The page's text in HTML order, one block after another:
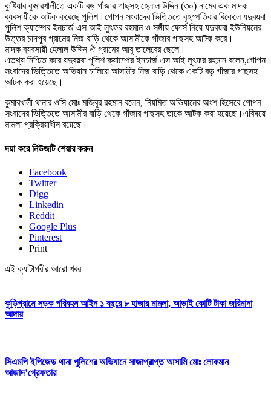
কুষ্টিয়ার কুমারখালীতে একটি বড় গাঁজার গাছসহ হেলাল উদ্দিন (৩০) নামের এক মাদক
ব্যবসায়ীকে আটক করেছে পুলিশ।গোপন সংবাদের ভিত্তিতে বৃহস্পতিবার বিকেলে যদুবয়বা
পুলিশ ক্যাম্পের ইনচার্জ এস আই লুৎফর রহমান ও সঙ্গীয় ফোর্স নিয়ে যদুবয়বা ইউনিয়নের
উত্তর চাদপুর গ্রামের নিজ বাড়ি থেকে আসামীকে গাঁজার গাছসহ আটক করে।
মাদক ব্যবসায়ী হেলাল উদ্দিন ঐ গ্রামের আবু তালেবের ছেলে।
এতথ্য নিশ্চিত করে যদুবয়বা পুলিশ ক্যাম্পের ইনচার্জ এস আই লুৎফর রহমান বলেন,গোপন
সংবাদের ভিত্তিতে অভিযান চালিয়ে আসামীর নিজ বাড়ি থেকে একটি বড় গাঁজার গাছসহ
আটক করা হয়েছে।
কুমারখালী থানার ওসি মোঃ মজিবুর রহমান বলেন, নিয়মিত অভিযানের অংশ হিসেবে গোপন
সংবাদের ভিত্তিতে আসামীর বাড়ি থেকে গাঁজার গাছসহ তাকে আটক করা হয়েছে।এবিষয়ে
মামলা প্রক্রিয়াধীন রয়েছে।
দয়া করে নিউজটি শেয়ার করুন
Facebook
Twitter
Digg
Linkedin
Reddit
Google Plus
Pinterest
Print
এই ক্যাটাগরীর আরো খবর
কুড়িগ্রামে সড়ক পরিবহন আইন ১ বছরে ৮ হাজার মামলা, আড়াই কোটি টাকা জরিমানা
আদায়
সিএমপি ইপিজেড থানা পুলিশের অভিযানে সাজাপ্রাপ্ত আসামি মোঃ লোকমান
আজাদ’গ্রেফতার